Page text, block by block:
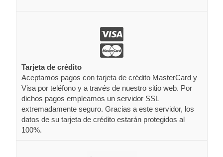
Tarjeta de crédito
Aceptamos pagos con tarjeta de crédito MasterCard y
Visa por teléfono y a través de nuestro sitio web. Por
dichos pagos empleamos un servidor SSL
extremadamente seguro. Gracias a este servidor, los
datos de su tarjeta de crédito estarán protegidos al
100%.